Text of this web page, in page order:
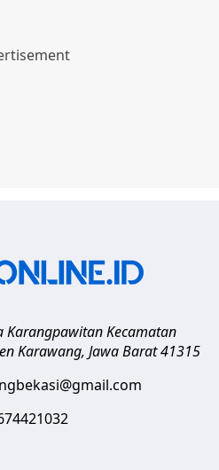
Karangpawitan Kecamatan
Karawang, Jawa Barat 41315